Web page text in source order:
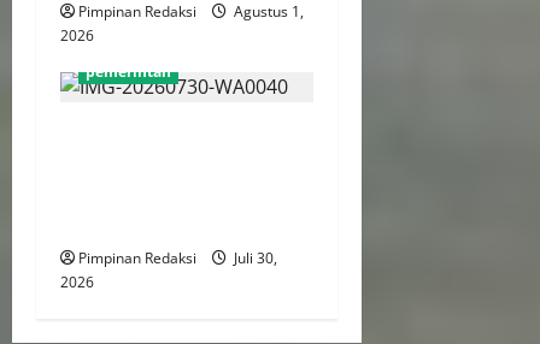
Pimpinan Redaksi
Agustus 1,
2026
pemerintah
Pimpinan Redaksi
Juli 30,
2026